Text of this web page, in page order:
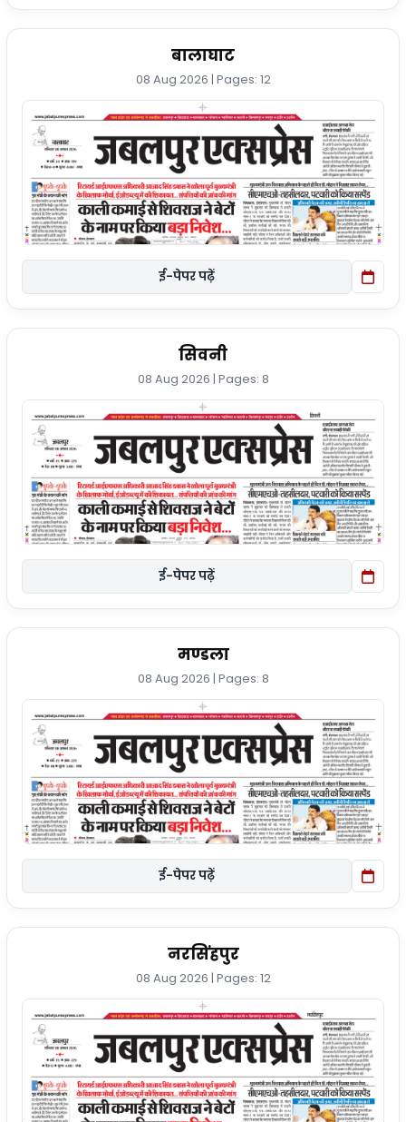
बालाघाट
08 Aug 2026 | Pages: 12
ई-पेपर पढ़ें
सिवनी
08 Aug 2026 | Pages: 8
ई-पेपर पढ़ें
मण्डला
08 Aug 2026 | Pages: 8
ई-पेपर पढ़ें
नरसिंहपुर
08 Aug 2026 | Pages: 12